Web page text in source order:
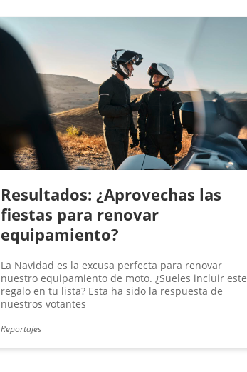
Resultados: ¿Aprovechas las
fiestas para renovar
equipamiento?
La Navidad es la excusa perfecta para renovar
nuestro equipamiento de moto. ¿Sueles incluir este
regalo en tu lista? Esta ha sido la respuesta de
nuestros votantes
Reportajes